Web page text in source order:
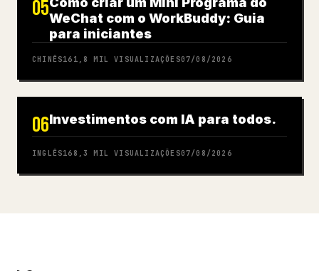
05WeChat com o WorkBuddy: Guia
para iniciantes
CHINÊS161,8 MIL VISUALIZAÇÕES07/08/2026
06Investimentos com IA para todos.
INGLÊS168,3 MIL VISUALIZAÇÕES07/08/2026